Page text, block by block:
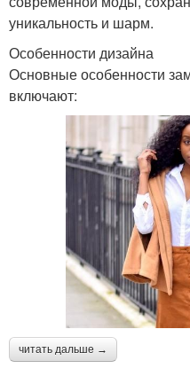
уникальность и шарм.
Особенности дизайна
Основные особенности
включают:
читать дальше →